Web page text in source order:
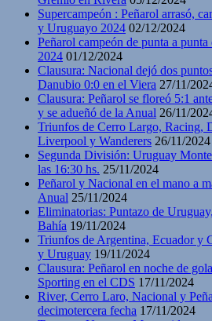
Supercampeón : Peñarol arrasó,
y Uruguayo 2024 02/12/2024
Peñarol campeón de punta a
2024 01/12/2024
Clausura: Nacional dejó dos
Danubio 0:0 en el Viera 27/11/
Clausura: Peñarol se floreó 5:1
y se adueñó de la Anual 26/11/
Triunfos de Cerro Largo, Racing,
Liverpool y Wanderers 26/11/2024
Segunda División: Uruguay
las 16:30 hs. 25/11/2024
Peñarol y Nacional en el mano a
Anual 25/11/2024
Eliminatorias: Puntazo de
Bahía 19/11/2024
Triunfos de Argentina, Ecuador y
y Uruguay 19/11/2024
Clausura: Peñarol en noche de
Sporting en el CDS 17/11/2024
River, Cerro Laro, Nacional y
decimotercera fecha 17/11/2024